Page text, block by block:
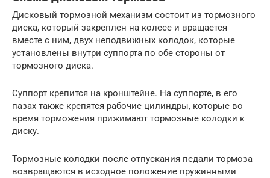
Дисковый тормозной механизм состоит из тормозного
диска, который закреплен на колесе и вращается
вместе с ним, двух неподвижных колодок, которые
установлены внутри суппорта по обе стороны от
тормозного диска.
Суппорт крепится на кронштейне. На суппорте, в его
пазах также крепятся рабочие цилиндры, которые во
время торможения прижимают тормозные колодки к
диску.
Тормозные колодки после отпускания педали тормоза
возвращаются в исходное положение пружинными